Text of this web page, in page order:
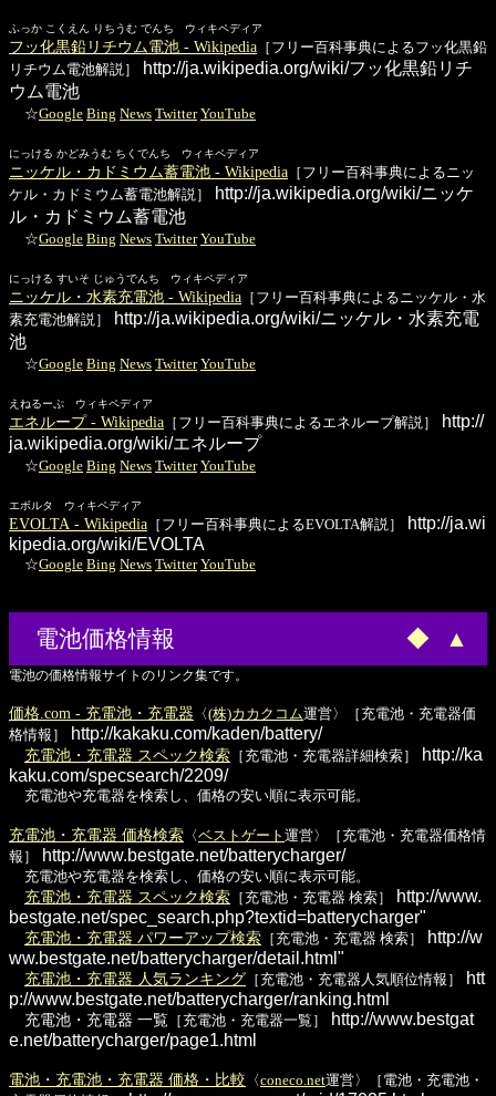
ふっか こくえん りちうむ でんち ウィキペディア
フッ化黒鉛リチウム電池 - Wikipedia ［フリー百科事典によるフッ化黒鉛
リチウム電池解説］
http://ja.wikipedia.org/wiki/フッ化黒鉛リチ
ウム電池
☆Google Bing News Twitter YouTube
にっける かどみうむ ちくでんち ウィキペディア
ニッケル・カドミウム蓄電池 - Wikipedia ［フリー百科事典によるニッ
ケル・カドミウム蓄電池解説］
http://ja.wikipedia.org/wiki/ニッケ
ル・カドミウム蓄電池
☆Google Bing News Twitter YouTube
にっける すいそ じゅうでんち ウィキペディア
ニッケル・水素充電池 - Wikipedia ［フリー百科事典によるニッケル・水
素充電池解説］
http://ja.wikipedia.org/wiki/ニッケル・水素充電
池
☆Google Bing News Twitter YouTube
えねるーぷ ウィキペディア
エネループ - Wikipedia ［フリー百科事典によるエネループ解説］
http://
ja.wikipedia.org/wiki/エネループ
☆Google Bing News Twitter YouTube
エボルタ ウィキペディア
EVOLTA - Wikipedia ［フリー百科事典によるEVOLTA解説］
http://ja.wi
kipedia.org/wiki/EVOLTA
☆Google Bing News Twitter YouTube
電池価格情報 ◆ ▲
電池の価格情報サイトのリンク集です。
価格.com - 充電池・充電器 〈(株)カカクコム運営〉［充電池・充電器価
格情報］
http://kakaku.com/kaden/battery/
充電池・充電器 スペック検索 ［充電池・充電器詳細検索］
http://ka
kaku.com/specsearch/2209/
充電池や充電器を検索し、価格の安い順に表示可能。
充電池・充電器 価格検索 〈ベストゲート 運営〉［充電池・充電器価格情
報］
http://www.bestgate.net/batterycharger/
充電池や充電器を検索し、価格の安い順に表示可能。
充電池・充電器 スペック検索 ［充電池・充電器 検索］
http://www.
bestgate.net/spec_search.php?textid=batterycharger"
充電池・充電器 パワーアップ検索 ［充電池・充電器 検索］
http://w
ww.bestgate.net/batterycharger/detail.html"
充電池・充電器 人気ランキング ［充電池・充電器人気順位情報］
htt
p://www.bestgate.net/batterycharger/ranking.html
充電池・充電器 一覧 ［充電池・充電器一覧］
http://www.bestgat
e.net/batterycharger/page1.html
電池・充電池・充電器 価格・比較 〈coneco.net運営〉［電池・充電池・